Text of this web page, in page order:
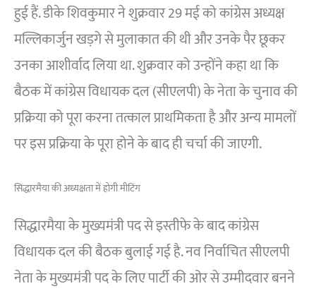
हुई हैं. डीके शिवकुमार ने शुक्रवार 29 मई को कांग्रेस अध्यक्ष
मल्लिकार्जुन खड़गे से मुलाकात की थी और उनके पैर छूकर
उनका आशीर्वाद लिया था. शुक्रवार को उन्होंने कहा था कि
बैठक में कांग्रेस विधायक दल (सीएलपी) के नेता के चुनाव की
प्रक्रिया को पूरा करना तत्काल प्राथमिकता है और अन्य मामलों
पर इस प्रक्रिया के पूरा होने के बाद ही चर्चा की जाएगी.
सिद्धारमैया की अध्यक्षता में होगी मीटिंग
सिद्धारमैया के मुख्यमंत्री पद से इस्तीफे के बाद कांग्रेस
विधायक दल की बैठक बुलाई गई है. नव निर्वाचित सीएलपी
नेता के मुख्यमंत्री पद के लिए पार्टी की ओर से उम्मीदवार बनने